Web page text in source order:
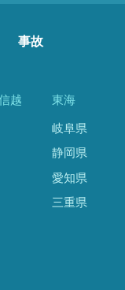
事故
越 東海
岐阜県
静岡県
愛知県
三重県